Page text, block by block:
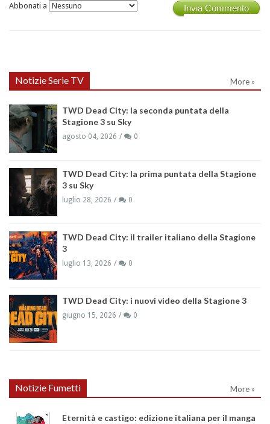
Invia Commento
Abbonati a
Notizie Serie TV More »
TWD Dead City: la seconda puntata della
Stagione 3 su Sky
agosto 04, 2026 0
TWD Dead City: la prima puntata della Stagione
3 su Sky
luglio 28, 2026 0
TWD Dead City: il trailer italiano della Stagione
3
luglio 13, 2026 0
TWD Dead City: i nuovi video della Stagione 3
giugno 15, 2026 0
Notizie Fumetti More »
Eternità e castigo: edizione italiana per il manga